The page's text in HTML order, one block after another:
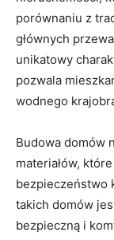
porównaniu z
głównych
unikatowy
pozwala
wodnego
Budowa domów
materiałów,
bezpieczeństwo
takich ‍domów
bezpieczną i